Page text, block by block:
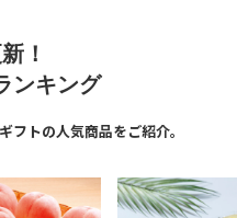
！
ンキング
フトの人気商品をご紹介。